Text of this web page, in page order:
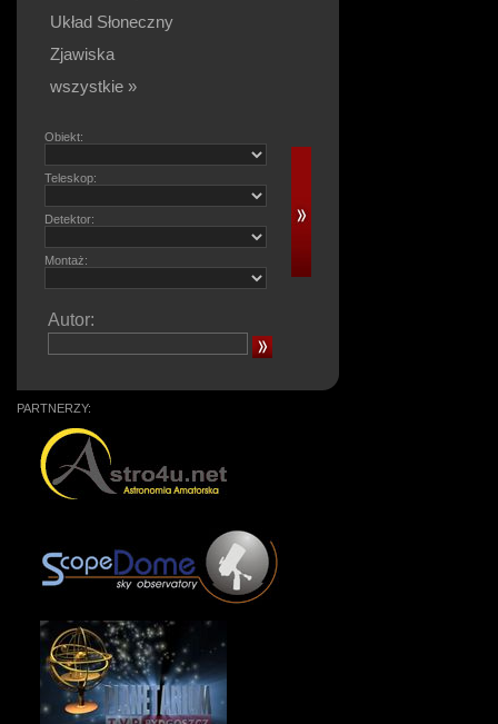
Układ Słoneczny
Zjawiska
wszystkie »
Obiekt:
Teleskop:
Detektor:
Montaż:
Autor:
PARTNERZY: